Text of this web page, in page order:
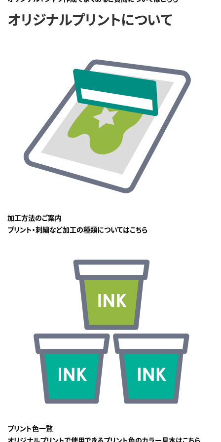
オリジナルプリントについて
加工方法のご案内
プリント・刺繍など加工の種類についてはこちら
プリント色一覧